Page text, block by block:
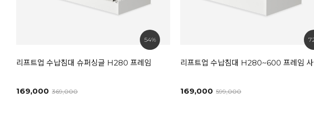
54%
리프트업 수납침대 슈퍼싱글 H280 프레임
169,000 369,000
리프트업 수납침대 H280~600 프레임 사
169,000 599,000